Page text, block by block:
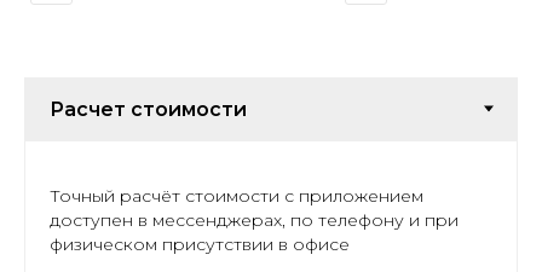
Точный расчёт стоимости с приложением
доступен в мессенджерах, по телефону и при
физическом присутствии в офисе